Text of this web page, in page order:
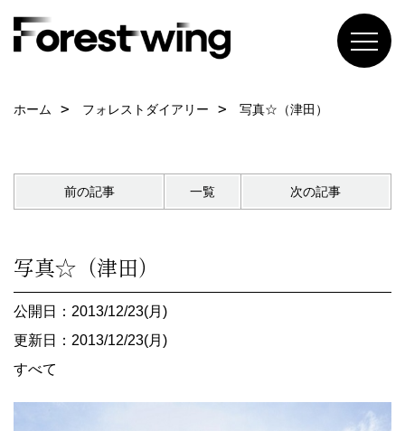
ホーム フォレストダイアリー 写真☆（津田）
前の記事 一覧 次の記事
写真☆（津田）
公開日：2013/12/23(月)
更新日：2013/12/23(月)
すべて